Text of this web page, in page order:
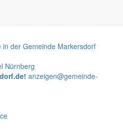
Nürnberg
anzeigen@gemeinde-